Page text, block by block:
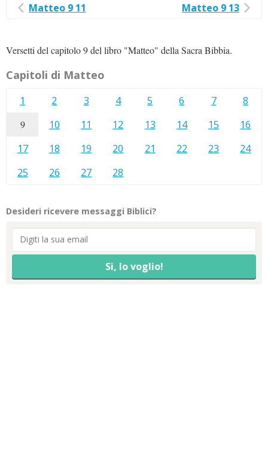
Matteo 9 11 Matteo 9 13
Versetti del capitolo 9 del libro "Matteo" della Sacra Bibbia.
Capitoli di Matteo
1 2 3 4 5 6 7 8
9 10 11 12 13 14 15
16
17
18 19 20 21 22 23
24
25
26 27 28
Desideri ricevere messaggi Biblici?